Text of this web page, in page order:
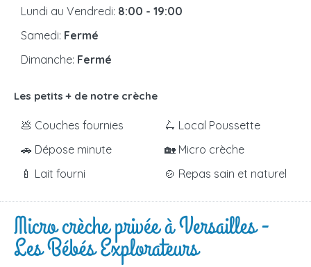
Lundi au Vendredi: 8:00 - 19:00
Samedi: Fermé
Dimanche: Fermé
Les petits + de notre crèche
💩 Couches fournies
🚗 Dépose minute
🍼 Lait fourni
🛴 Local Poussette
🏡 Micro crèche
🍲 Repas sain et naturel
Micro crèche privée à Versailles -
Les Bébés Explorateurs